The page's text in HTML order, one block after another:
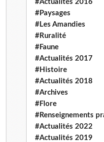
#Actualités 2016
#Paysages
#Les Amandies
#Ruralité
#Faune
#Actualités 2017
#Histoire
#Actualités 2018
#Archives
#Flore
#Renseignements
#Actualités 2022
#Actualités 2019